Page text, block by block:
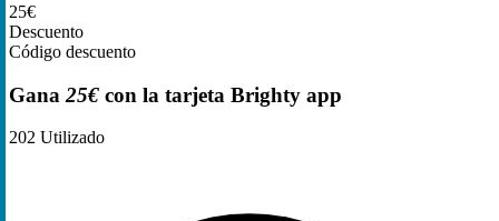
25€
Descuento
Código descuento
Gana 25€ con la tarjeta Brighty app
202 Utilizado